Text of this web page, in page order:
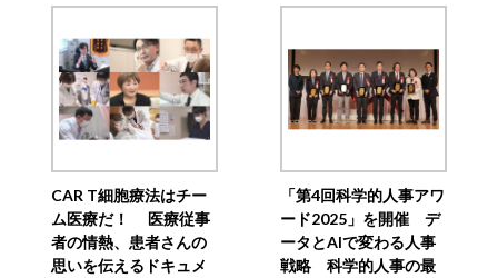
CAR T細胞療法はチー
ム医療だ！ 医療従事
者の情熱、患者さんの
思いを伝えるドキュメ
「第4回科学的人事アワ
ード2025」を開催 デ
ータとAIで変わる人事
戦略 科学的人事の最